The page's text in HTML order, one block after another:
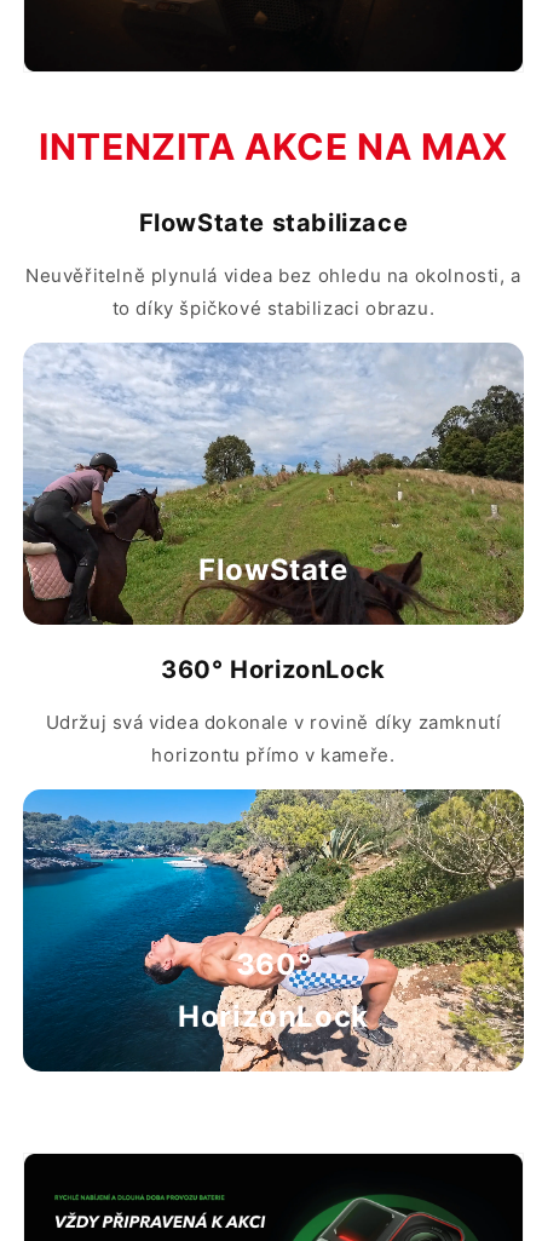
INTENZITA AKCE NA MAX
FlowState stabilizace
Neuvěřitelně plynulá videa bez ohledu na okolnosti, a
to díky špičkové stabilizaci obrazu.
FlowState
360° HorizonLock
Udržuj svá videa dokonale v rovině díky zamknutí
horizontu přímo v kameře.
360°
HorizonLock